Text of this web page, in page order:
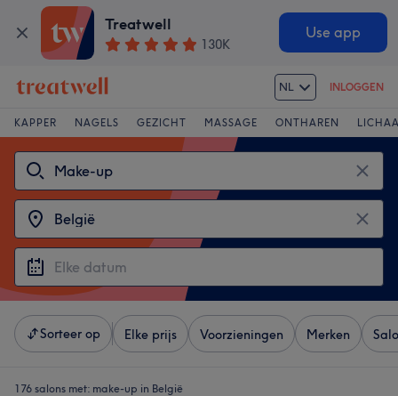
Treatwell
130K
Use app
NL INLOGGEN
KAPPER NAGELS GEZICHT MASSAGE ONTHAREN
Sorteer op Elke prijs Voorzieningen Merken
176 salons met: make-up in België